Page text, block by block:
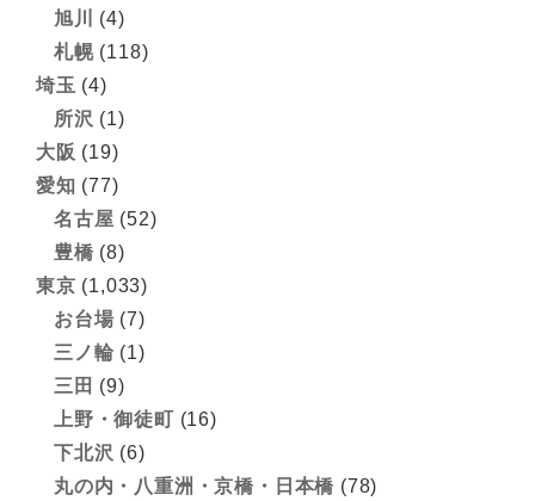
旭川
(4)
札幌(118)
埼玉 (4)
所沢 (1)
大阪 (19)
愛知 (77)
名古屋 (52)
豊橋 (8)
東京 (1,033)
お台場 (7)
三ノ輪 (1)
三田 (9)
上野・御徒町 (16)
下北沢 (6)
丸の内・八重洲・京橋・日本橋 (78)